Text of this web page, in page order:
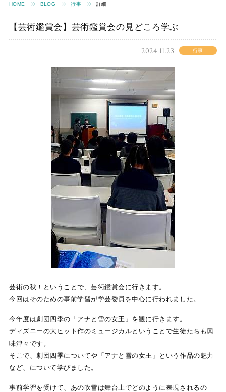
HOME BLOG 行事 詳細
【芸術鑑賞会】芸術鑑賞会の見どころ学ぶ
2024.11.23 行事
芸術の秋！ということで、芸術鑑賞会に行きます。
今回はそのための事前学習が学芸委員を中心に行われました。
今年度は劇団四季の「アナと雪の女王」を観に行きます。
ディズニーの大ヒット作のミュージカルということで生徒たちも興
味津々です。
そこで、劇団四季についてや「アナと雪の女王」という作品の魅力
など、について学びました。
事前学習を受けて、あの吹雪は舞台上でどのように表現されるの